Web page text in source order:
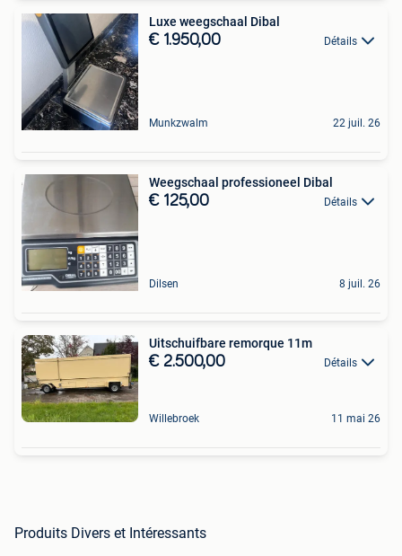
Luxe weegschaal Dibal
€ 1.950,00 Détails
Munkzwalm 22 juil. 26
Weegschaal professioneel Dibal
€ 125,00 Détails
Dilsen 8 juil. 26
Uitschuifbare remorque 11m
€ 2.500,00 Détails
Willebroek 11 mai 26
Produits Divers et Intéressants